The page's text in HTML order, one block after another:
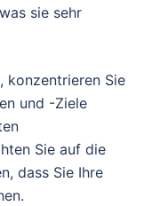
sie sehr
konzentrieren Sie
und -Ziele
Sie auf die
dass Sie Ihre